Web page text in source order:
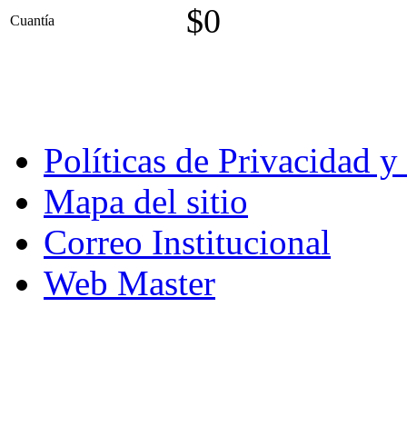
Cuantía $0
Políticas de Privacidad
Mapa del sitio
Correo Institucional
Web Master